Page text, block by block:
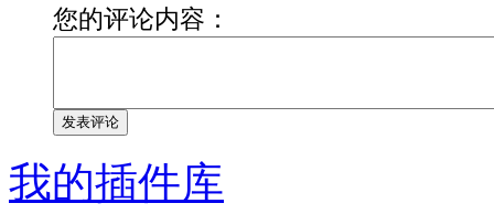
您的评论内容：
发表评论
我的插件库